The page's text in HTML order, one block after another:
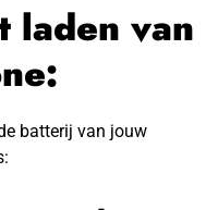
laden van
batterij van jouw